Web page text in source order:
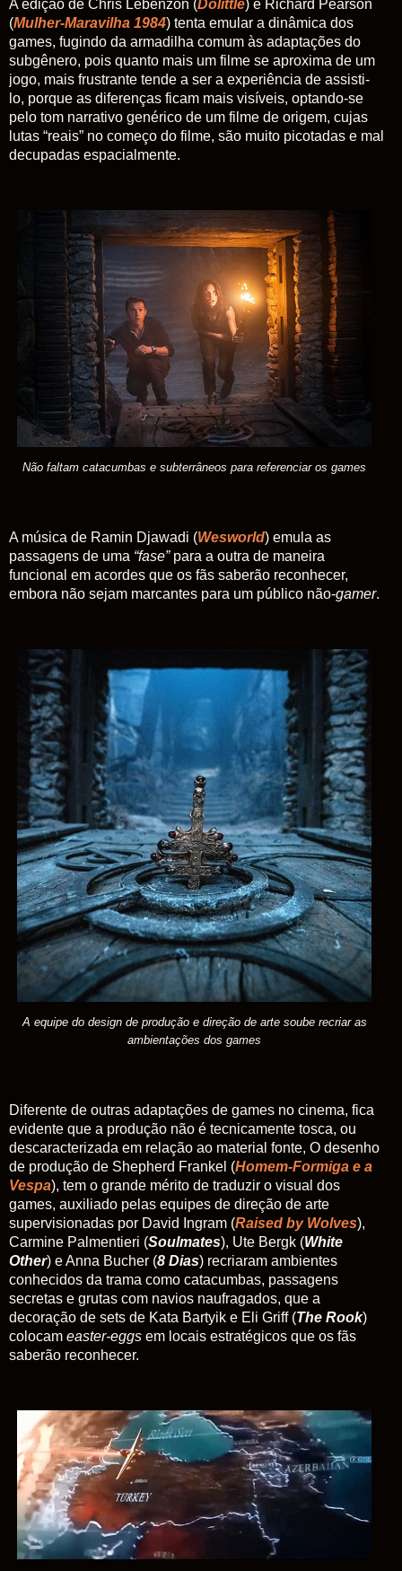
A edição de Chris Lebenzon (Dolittle) e Richard Pearson
(Mulher-Maravilha 1984) tenta emular a dinâmica dos
games, fugindo da armadilha comum às adaptações do
subgênero, pois quanto mais um filme se aproxima de um
jogo, mais frustrante tende a ser a experiência de assisti-
lo, porque as diferenças ficam mais visíveis, optando-se
pelo tom narrativo genérico de um filme de origem, cujas
lutas “reais” no começo do filme, são muito picotadas e mal
decupadas espacialmente.
Não faltam catacumbas e subterrâneos para referenciar os games
A música de Ramin Djawadi (Wesworld) emula as
passagens de uma “fase”para a outra de maneira
funcional em acordes que os fãs saberão reconhecer,
embora não sejam marcantes para um público não-gamer.
A equipe do design de produção e direção de arte soube recriar as
ambientações dos games
Diferente de outras adaptações de games no cinema, fica
evidente que a produção não é tecnicamente tosca, ou
descaracterizada em relação ao material fonte, O desenho
de produção de Shepherd Frankel (Homem-Formiga e a
Vespa), tem o grande mérito de traduzir o visual dos
games, auxiliado pelas equipes de direção de arte
supervisionadas por David Ingram (Raised by Wolves),
Carmine Palmentieri (Soulmates), Ute Bergk (White
Other) e Anna Bucher (8 Dias) recriaram ambientes
conhecidos da trama como catacumbas, passagens
secretas e grutas com navios naufragados, que a
decoração de sets de Kata Bartyik e Eli Griff (The Rook)
colocam easter-eggs em locais estratégicos que os fãs
saberão reconhecer.